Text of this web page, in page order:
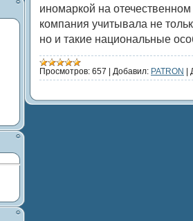
иномаркой на
компания учитывала не
но и такие национальные
Просмотров: 657 | Добавил: PATRON |